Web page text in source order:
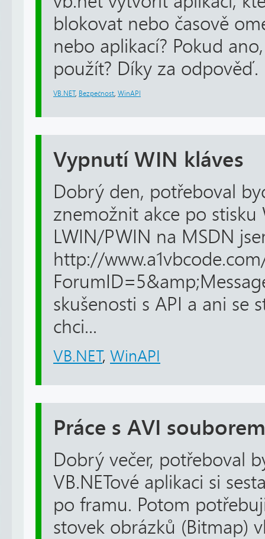
blokovat nebo časově
nebo aplikací? Pokud
použít? Díky za odpověď.
VB.NET, Bezpečnost WinAPI
Vypnutí WIN kláves
Dobrý den, potřeboval
znemožnit akce po stisku
LWIN/PWIN na MSDN
http://
skušenosti s API a ani se
chci...
VB.NET, WinAPI
Práce s AVI souborem
Dobrý večer, potřeboval
VB.NETové aplikaci si
po framu. Potom
stovek obrázků (Bitmap)